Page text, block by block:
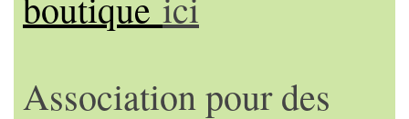
Association pour des